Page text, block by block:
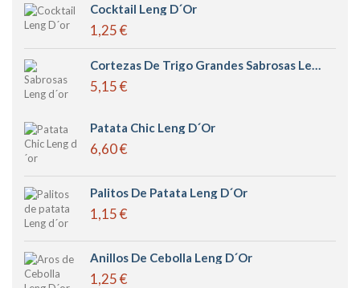
Cocktail Leng D´or
1,25 €
Cortezas De Trigo Grandes Sabrosas Leng D´or
5,15 €
Patata Chic Leng D´or
6,60 €
Palitos De Patata Leng D´or
1,15 €
Anillos De Cebolla Leng D´or
1,25 €